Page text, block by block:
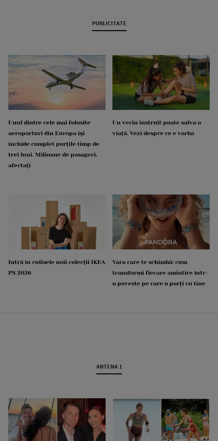
PUBLICITATE
Unul dintre cele mai folosite
aeroporturi din Europa își
închide complet porțile timp de
trei luni. Milioane de pasageri,
afectați
Un vecin instruit poate salva o
viață. Vezi despre ce e vorba
Intră în culisele noii colecții IKEA
PS 2026
Vara care te schimbă: cum
transformi fiecare amintire într-
o poveste pe care o porți cu tine
ANTENA 1